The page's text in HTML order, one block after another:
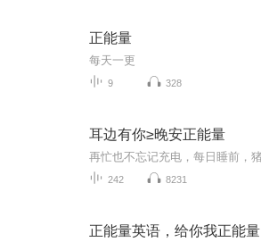
正能量
每天一更
9 328
耳边有你≥晚安正能量
242 8231
正能量英语，给你我正能量